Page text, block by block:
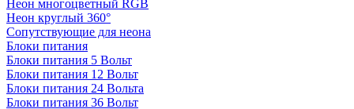
Неон многоцветный RGB
Неон круглый 360°
Сопутствующие для неона
Блоки питания
Блоки питания 5 Вольт
Блоки питания 12 Вольт
Блоки питания 24 Вольта
Блоки питания 36 Вольт